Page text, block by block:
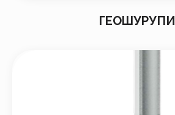
ГЕОШУРУПИ